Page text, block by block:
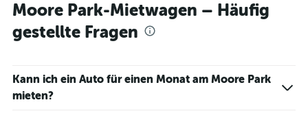
Moore Park-Mietwagen – Häufig
gestellte Fragen
Kann ich ein Auto für einen Monat am Moore Park
mieten?